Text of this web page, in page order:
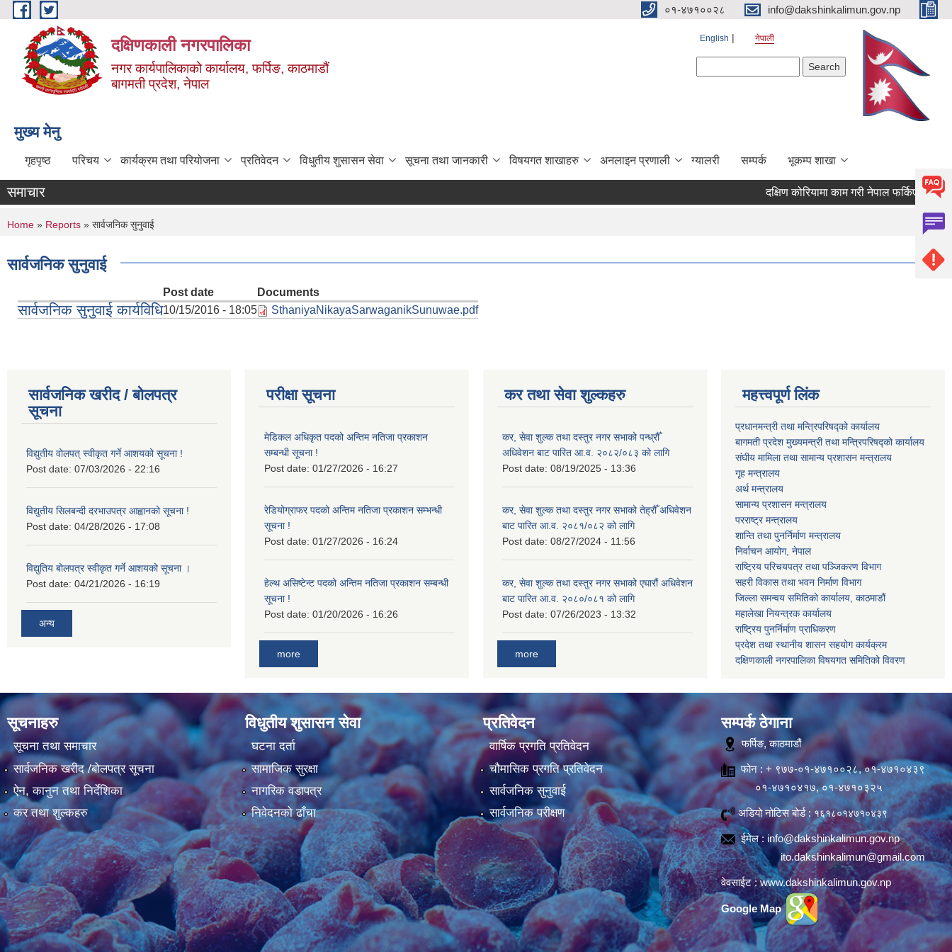
Skip to main content ०१-४७१००२८ info@dakshinkalimun.gov.np
दक्षिणकाली नगरपालिका
नगर कार्यपालिकाको कार्यालय, फर्पिङ, काठमाडौं
बागमती प्रदेश, नेपाल
English नेपाली
मुख्य मेनु
गृहपृष्ठ परिचय कार्यक्रम तथा परियोजना प्रतिवेदन विधुतीय शुसासन सेवा सूचना तथा जानकारी विषयगत शाखाहरु अनलाइन प्रणाली ग्यालरी सम्पर्क भूकम्प शाखा
समाचार दक्षिण कोरियामा काम गरी नेपाल फर्किएका
You are here
Home » Reports » सार्वजनिक सुनुवाई
सार्वजनिक सुनुवाई
Post date Documents
सार्वजनिक सुनुवाई कार्यविधि10/15/2016 - 18:05 SthaniyaNikayaSarwaganikSunuwae.pdf
सार्वजनिक खरीद / बोलपत्र
सूचना
विद्युतीय वोलपत् स्वीकृत गर्ने आशयको सूचना !
Post date: 07/03/2026 - 22:16
विद्युतीय सिलबन्दी दरभाउपत्र आह्वानको सूचना !
Post date: 04/28/2026 - 17:08
विद्युतिय बोलपत्र स्वीकृत गर्ने आशयको सूचना ।
Post date: 04/21/2026 - 16:19
अन्य
परीक्षा सूचना
मेडिकल अधिकृत पदको अन्तिम नतिजा प्रकाशन
सम्बन्धी सूचना !
Post date: 01/27/2026 - 16:27
रेडियोग्राफर पदको अन्तिम नतिजा प्रकाशन सम्भन्धी
सूचना !
Post date: 01/27/2026 - 16:24
हेल्थ असिष्टेन्ट पदको अन्तिम नतिजा प्रकाशन सम्बन्धी
सूचना !
Post date: 01/20/2026 - 16:26
more
कर तथा सेवा शुल्कहरु
कर, सेवा शुल्क तथा दस्तुर नगर सभाको पन्ध्रौँ
अधिवेशन बाट पारित आ.व. २०८२/०८३ को लागि
Post date: 08/19/2025 - 13:36
कर, सेवा शुल्क तथा दस्तुर नगर सभाको तेह्रौँ अधिवेशन
बाट पारित आ.व. २०८१/०८२ को लागि
Post date: 08/27/2024 - 11:56
कर, सेवा शुल्क तथा दस्तुर नगर सभाको एघारौं अधिवेशन
बाट पारित आ.व. २०८०/०८१ को लागि
Post date: 07/26/2023 - 13:32
more
महत्त्वपूर्ण लिंक
प्रधानमन्त्री तथा मन्त्रिपरिषद्को कार्यालय
बागमती प्रदेश मुख्यमन्त्री तथा मन्त्रिपरिषद्को कार्यालय
संघीय मामिला तथा सामान्य प्रशासन मन्त्रालय
गृह मन्त्रालय
अर्थ मन्त्रालय
सामान्य प्रशासन मन्त्रालय
परराष्ट्र मन्त्रालय
शान्ति तथा पुनर्निर्माण मन्त्रालय
निर्वाचन आयोग, नेपाल
राष्ट्रिय परिचयपत्र तथा पञ्जिकरण विभाग
सहरी विकास तथा भवन निर्माण विभाग
जिल्ला समन्वय समितिको कार्यालय, काठमाडौं
महालेखा नियन्त्रक कार्यालय
राष्ट्रिय पुनर्निर्माण प्राधिकरण
प्रदेश तथा स्थानीय शासन सहयोग कार्यक्रम
दक्षिणकाली नगरपालिका विषयगत समितिको विवरण
सूचनाहरु
सूचना तथा समाचार
सार्वजनिक खरीद /बोलपत्र सूचना
ऐन, कानुन तथा निर्देशिका
कर तथा शुल्कहरु
विधुतीय शुसासन सेवा
घटना दर्ता
सामाजिक सुरक्षा
नागरिक वडापत्र
निवेदनको ढाँचा
प्रतिवेदन
वार्षिक प्रगति प्रतिवेदन
चौमासिक प्रगति प्रतिवेदन
सार्वजनिक सुनुवाई
सार्वजनिक परीक्षण
सम्पर्क ठेगाना
फर्पिङ, काठमाडौं
फोन : + ९७७-०१-४७१००२८, ०१-४७१०४३९
०१-४७१०४१७, ०१-४७१०३२५
अडियो नोटिस बोर्ड : १६१८०१४७१०४३९
ईमेल : info@dakshinkalimun.gov.np
ito.dakshinkalimun@gmail.com
वेवसाईट :www.dakshinkalimun.gov.np
Google Map